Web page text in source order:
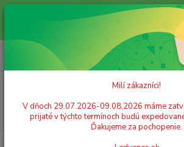
Milí zákazníci! V dňoch 29.07.2026-
Objednávky prijaté v týchto termínoch budú
Ďakujeme za pochopenie.
+421 908 755 958
Po. - Pia. od 9:00 hod. - 16:00 hod.
KANCELÁRSKE POTREBY Rysovanie
Milí zákazníci!
V dňoch 29.07.2026-09.08.2026 máme
prijaté v týchto termínoch budú
Ďakujeme za pochopenie.